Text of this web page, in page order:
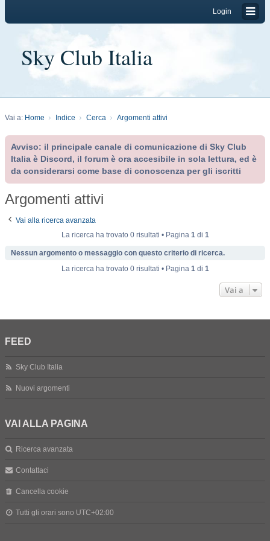
Login
Sky Club Italia
Vai a: Home Indice Cerca Argomenti attivi
Avviso: il principale canale di comunicazione di Sky Club
Italia è Discord, il forum è ora accesibile in sola lettura, ed è
da considerarsi come base di conoscenza per gli iscritti
Argomenti attivi
Vai alla ricerca avanzata
La ricerca ha trovato 0 risultati • Pagina 1di 1
Nessun argomento o messaggio con questo criterio di ricerca.
La ricerca ha trovato 0 risultati • Pagina 1di 1
Vai a
FEED
Sky Club Italia
Nuovi argomenti
VAI ALLA PAGINA
Ricerca avanzata
Contattaci
Cancella cookie
Tutti gli orari sono UTC+02:00